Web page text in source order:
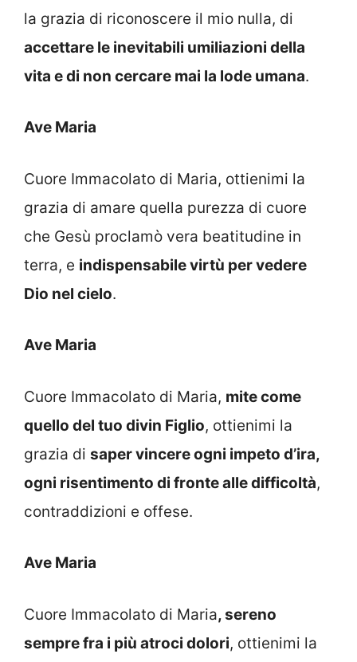
la grazia di riconoscere il mio nulla, di
accettare le inevitabili umiliazioni della
vita e di non cercare mai la lode umana.
Ave Maria
Cuore Immacolato di Maria, ottienimi la
grazia di amare quella purezza di cuore
che Gesù proclamò vera beatitudine in
terra, e indispensabile virtù per vedere
Dio nel cielo.
Ave Maria
Cuore Immacolato di Maria, mite come
quello del tuo divin Figlio, ottienimi la
grazia di saper vincere ogni impeto d’ira,
ogni risentimento di fronte alle difficoltà,
contraddizioni e offese.
Ave Maria
Cuore Immacolato di Maria, sereno
sempre fra i più atroci dolori, ottienimi la